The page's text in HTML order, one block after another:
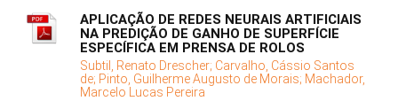
APLICAÇÃO DE REDES NEURAIS ARTIFICIAIS
NA PREDIÇÃO DE GANHO DE SUPERFÍCIE
ESPECÍFICA EM PRENSA DE ROLOS
Subtil, Renato Drescher; Carvalho, Cássio Santos
de; Pinto, Guilherme Augusto de Morais; Machador,
Marcelo Lucas Pereira